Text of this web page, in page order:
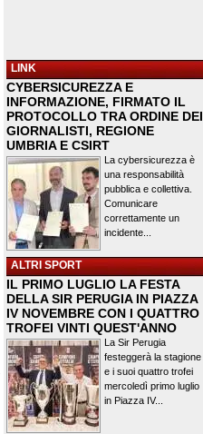
LINK
CYBERSICUREZZA E
INFORMAZIONE, FIRMATO IL
PROTOCOLLO TRA ORDINE DEI
GIORNALISTI, REGIONE
UMBRIA E CSIRT
La cybersicurezza è
una responsabilità
pubblica e collettiva.
Comunicare
correttamente un
incidente...
ALTRI SPORT
IL PRIMO LUGLIO LA FESTA
DELLA SIR PERUGIA IN PIAZZA
IV NOVEMBRE CON I QUATTRO
TROFEI VINTI QUEST'ANNO
La Sir Perugia
festeggerà la stagione
e i suoi quattro trofei
mercoledì primo luglio
in Piazza IV...